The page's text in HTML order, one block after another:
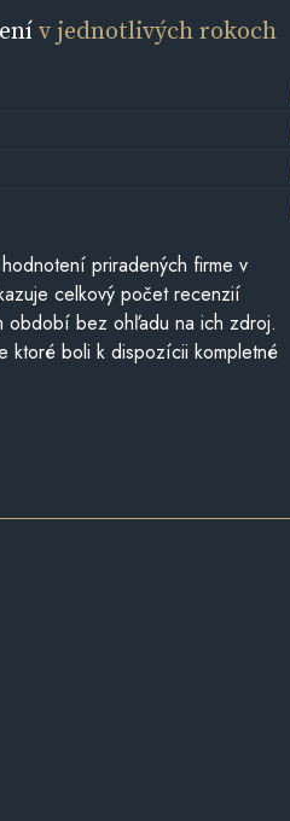
v jednotlivých rokoch
priradených firme v
celkový počet recenzií
období bez ohľadu na ich zdroj.
ktoré boli k dispozícii kompletné